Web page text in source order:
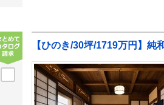
【ひのき/30坪/1719万円】